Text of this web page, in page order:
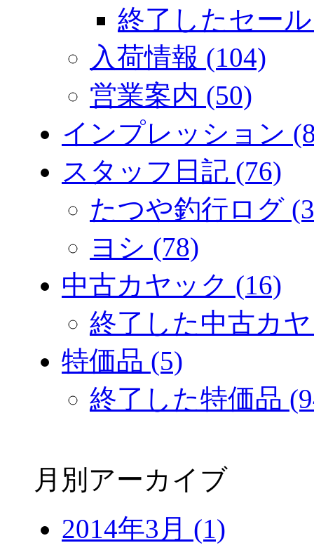
終了したセー
入荷情報 (104)
営業案内 (50)
インプレッション
スタッフ日記 (76)
たつや釣行ログ
ヨシ (78)
中古カヤック (16)
終了した中古カ
特価品 (5)
終了した特価品
月別アーカイブ
2014年3月 (1)